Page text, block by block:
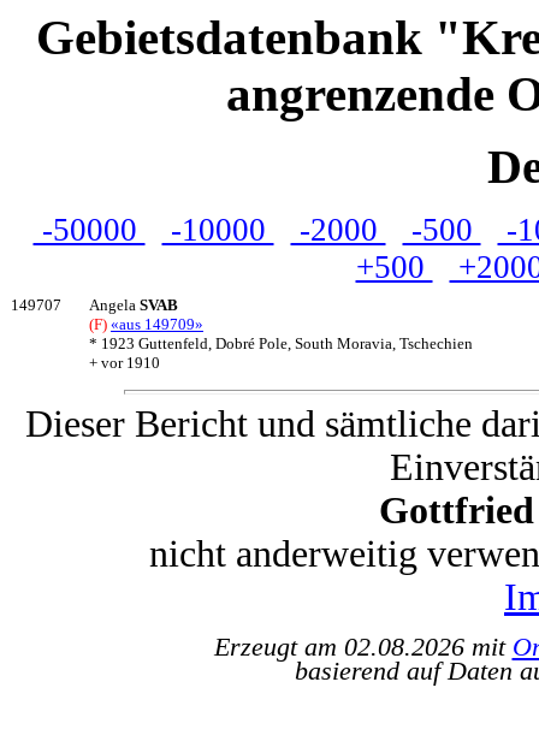
Gebietsdatenbank
angrenzende
-50000 -10000 -2000 -500
-
+500
149707 Angela SVAB
(F) «aus 149709»
* 1923 Guttenfeld, Dobré Pole, South Moravia, Tschechien
+ vor 1910
Dieser Bericht und sämtliche
Gottfried
nicht anderweitig
Erzeugt am 02.08.2026 mit
basierend auf Daten